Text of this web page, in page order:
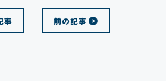
n
t
e
前の記事
事